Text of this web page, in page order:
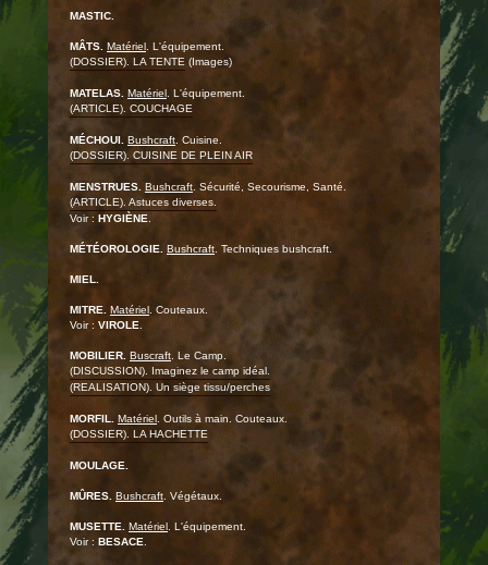
MASTIC.
MÂTS. Matériel . L'équipement.
(DOSSIER). LA TENTE (Images)
MATELAS. Matériel . L'équipement.
(ARTICLE). COUCHAGE
MÉCHOUI. Bushcraft . Cuisine.
(DOSSIER). CUISINE DE PLEIN AIR
MENSTRUES. Bushcraft . Sécurité, Secourisme, Santé.
(ARTICLE). Astuces diverses.
Voir : HYGIÈNE
MÉTÉOROLOGIE. Bushcraft . Techniques bushcraft.
MIEL.
MITRE. Matériel . Couteaux.
Voir : VIROLE
MOBILIER. Buscraft . Le Camp.
(DISCUSSION). Imaginez le camp idéal.
(REALISATION). Un siège tissu/perches
MORFIL. Matériel . Outils à main. Couteaux.
(DOSSIER). LA HACHETTE
MOULAGE.
MÛRES. Bushcraft . Végétaux.
MUSETTE. Matériel . L'équipement.
Voir : BESACE